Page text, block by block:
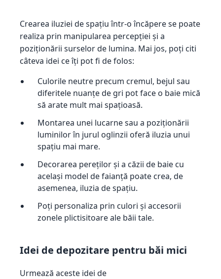
Crearea iluziei de spațiu într-o încăpere se poate
realiza prin manipularea percepției și a
poziționării surselor de lumina. Mai jos, poți citi
câteva idei ce îți pot fi de folos:
Culorile neutre precum cremul, bejul sau
diferitele nuanțe de gri pot face o baie mică
să arate mult mai spațioasă.
Montarea unei lucarne sau a poziționării
luminilor în jurul oglinzii oferă iluzia unui
spațiu mai mare.
Decorarea pereților și a căzii de baie cu
același model de faianță poate crea, de
asemenea, iluzia de spațiu.
Poți personaliza prin culori și accesorii
zonele plictisitoare ale băii tale.
Idei de depozitare pentru băi mici
Urmează aceste idei de